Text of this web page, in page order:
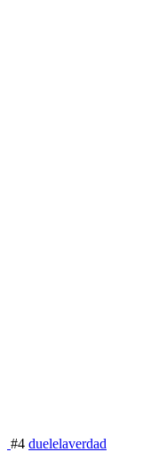
#4 duelelaverdad